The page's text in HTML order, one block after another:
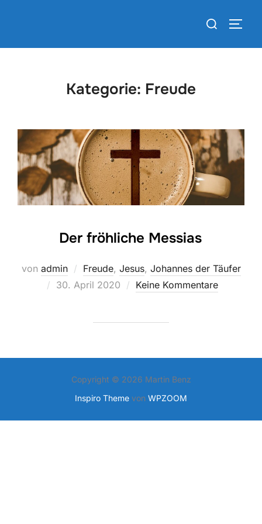
Suchen
Kategorie: Freude
Der fröhliche Messias
von admin Freude, Jesus, Johannes der Täufer
Veröffentlicht
30. April 2020 Keine Kommentare
Copyright © 2026 Martin Benz
Inspiro Theme von WPZOOM